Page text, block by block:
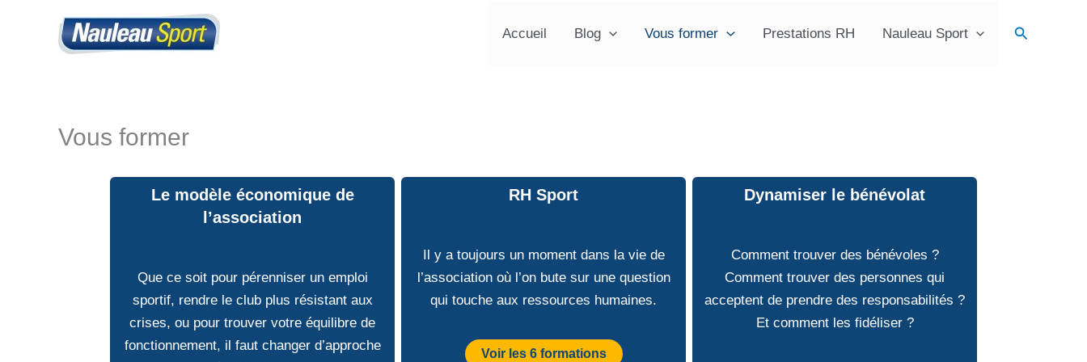
Accueil Blog Vous former Prestations RH Nauleau Sport
Vous former
Le modèle économique de
l’association
Que ce soit pour pérenniser un emploi
sportif, rendre le club plus résistant aux
crises, ou pour trouver votre équilibre de
fonctionnement, il faut changer d’approche
RH Sport
Il y a toujours un moment dans la vie de
l’association où l’on bute sur une question
qui touche aux ressources humaines.
Voir les 6 formations
Dynamiser le bénévolat
Comment trouver des bénévoles ?
Comment trouver des personnes qui
acceptent de prendre des responsabilités ?
Et comment les fidéliser ?